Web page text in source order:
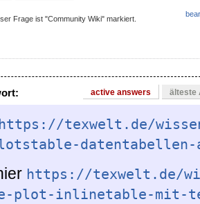
Frage ist "Community Wiki" markiert.
active answers älteste
https://texwelt.de/
datentabellen-
https://texwelt.de/
plot-inlinetable-mit-